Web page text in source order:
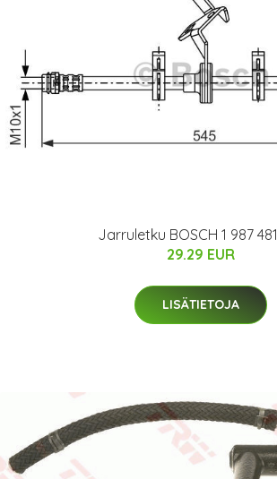
Jarruletku BOSCH 1 987
29.29 EUR
LISÄTIETOJA